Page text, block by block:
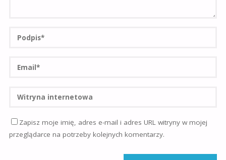
Zapisz moje imię, adres e-mail i adres URL witryny w mojej
przeglądarce na potrzeby kolejnych komentarzy.